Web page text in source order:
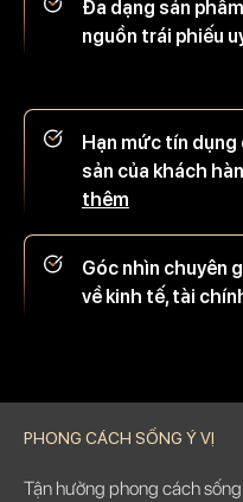
Đa dạng sản
nguồn trái phiếu
Hạn mức tín
sản của khách
thêm
Góc nhìn chuyên
về kinh tế, tài
PHONG CÁCH SỐNG Ý VỊ
Tận hưởng phong cách